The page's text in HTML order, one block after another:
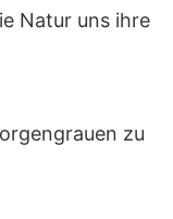
Natur uns ihre
zu